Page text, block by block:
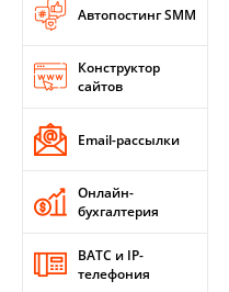
Автопостинг SMM
Конструктор
сайтов
Email-рассылки
Онлайн-
бухгалтерия
ВАТС и IP-
телефония